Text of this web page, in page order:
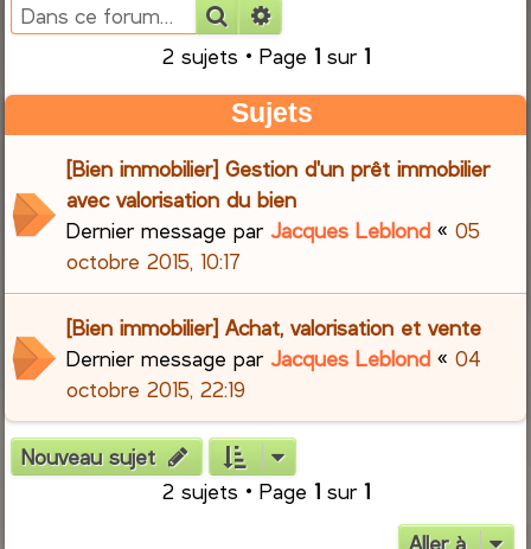
r
c
r
Rechercher
2 sujets • Page 1sur 1
Sujets
[Bien immobilier] Gestion d'un prêt immobilier
avec valorisation du bien
Dernier message parJacques Leblond «05
octobre 2015, 10:17
[Bien immobilier] Achat, valorisation et vente
Dernier message parJacques Leblond «04
octobre 2015, 22:19
Nouveau sujet
2 sujets • Page 1sur 1
Aller à